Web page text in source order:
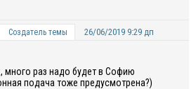
Создатель темы 26/06/2019 9:29 дп
много раз надо будет в Софию
подача тоже предусмотрена?)